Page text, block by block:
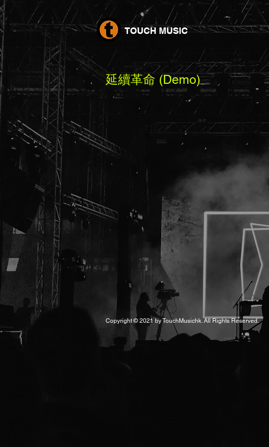
TOUCH MUSIC
延續革命 (Demo)
Copyright © 2021 by TouchMusichk. All Rights Reserved.